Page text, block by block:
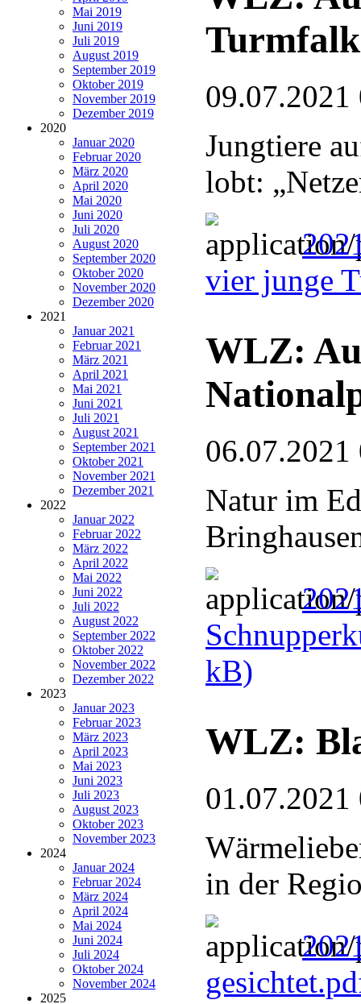
Mai 2019
Juni 2019
Juli 2019
August 2019
September 2019
Oktober 2019
November 2019
Dezember 2019
2020
Januar 2020
Februar 2020
März 2020
April 2020
Mai 2020
Juni 2020
Juli 2020
August 2020
September 2020
Oktober 2020
November 2020
Dezember 2020
2021
Januar 2021
Februar 2021
März 2021
April 2021
Mai 2021
Juni 2021
Juli 2021
August 2021
September 2021
Oktober 2021
November 2021
Dezember 2021
2022
Januar 2022
Februar 2022
März 2022
April 2022
Mai 2022
Juni 2022
Juli 2022
August 2022
September 2022
Oktober 2022
November 2022
Dezember 2022
2023
Januar 2023
Februar 2023
März 2023
April 2023
Mai 2023
Juni 2023
Juli 2023
August 2023
Oktober 2023
November 2023
2024
Januar 2024
Februar 2024
März 2024
April 2024
Mai 2024
Juni 2024
Juli 2024
Oktober 2024
November 2024
2025
09.07.2021
Jungtiere
lobt:
vier junge
WLZ:
06.07.2021
Natur im
kB)
WLZ:
01.07.2021
in der